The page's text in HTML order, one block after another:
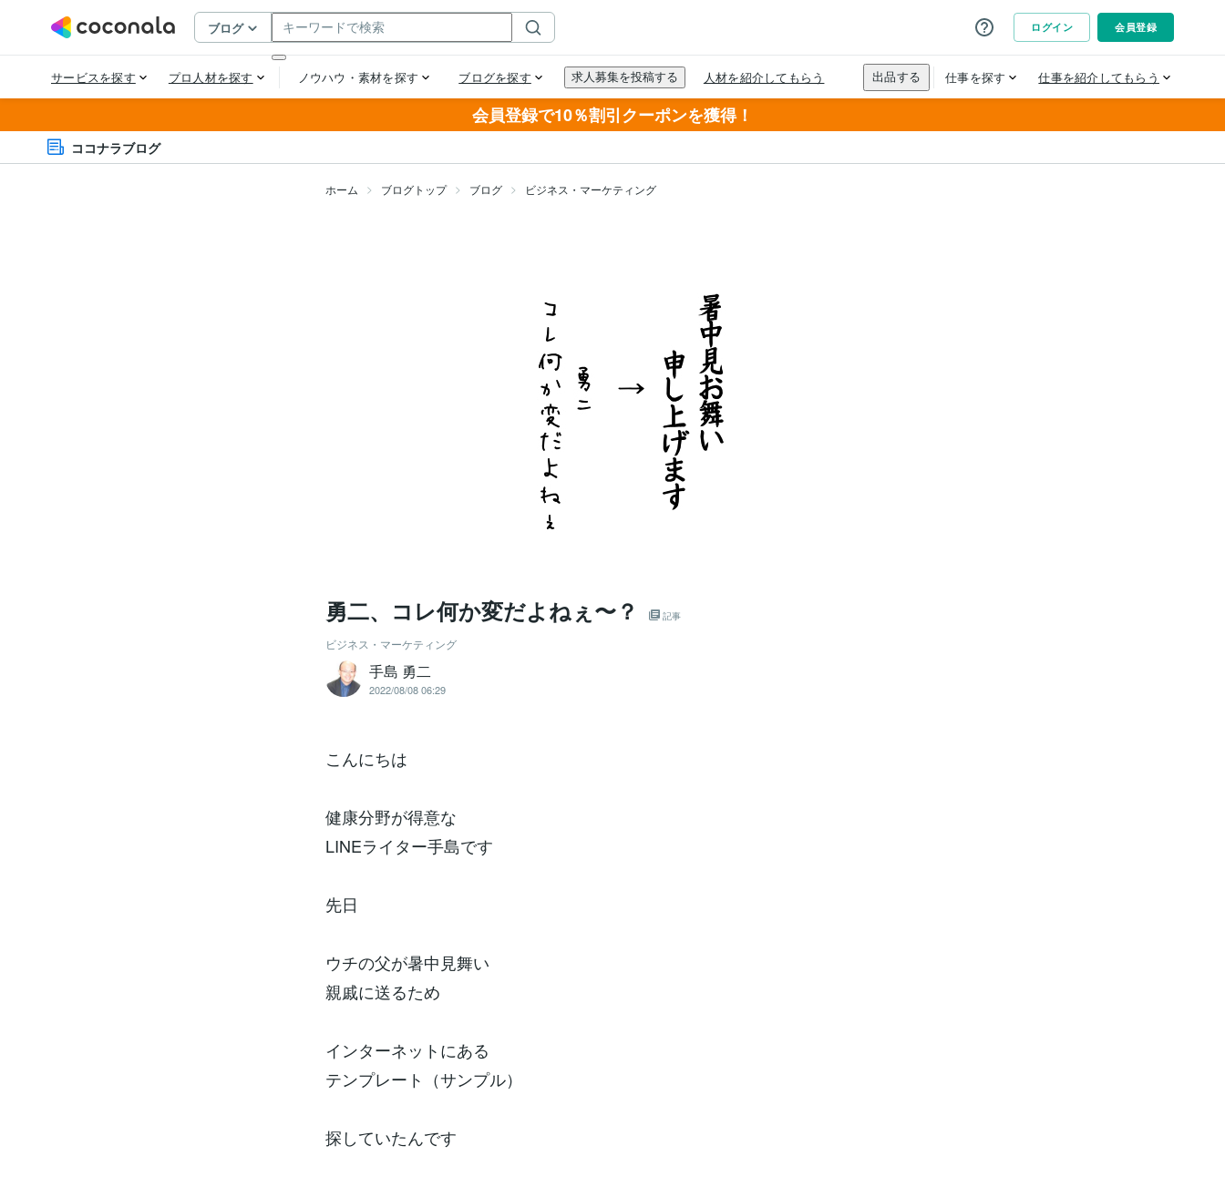
会員登録で10％割引クーポンを獲得！
ココナラブログ
ホーム ブログトップ ブログ ビジネス・マーケティング
勇二、コレ何か変だよねぇ〜？ 記事
ビジネス・マーケティング
手島 勇二
2022/08/08 06:29
こんにちは
健康分野が得意な
LINEライター手島です
先日
ウチの父が暑中見舞い
親戚に送るため
インターネットにある
テンプレート（サンプル）
探していたんです